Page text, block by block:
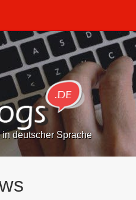
deutscher Sprache